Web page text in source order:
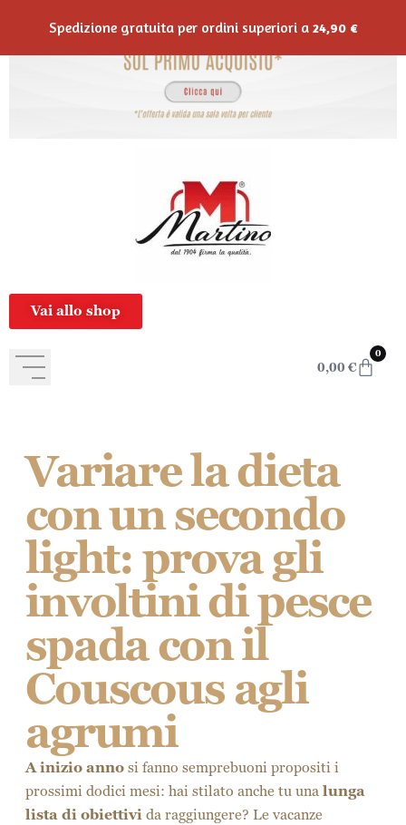
Vai allo shop
0,00 €
0
Variare la dieta
con un secondo
light: prova gli
involtini di pesce
spada con il
Couscous agli
agrumi
A inizio anno si fanno semprebuoni propositi i
prossimi dodici mesi: hai stilato anche tu una lunga
lista di obiettivi da raggiungere? Le vacanze
Spedizione gratuita per ordini superiori a 24,90 €